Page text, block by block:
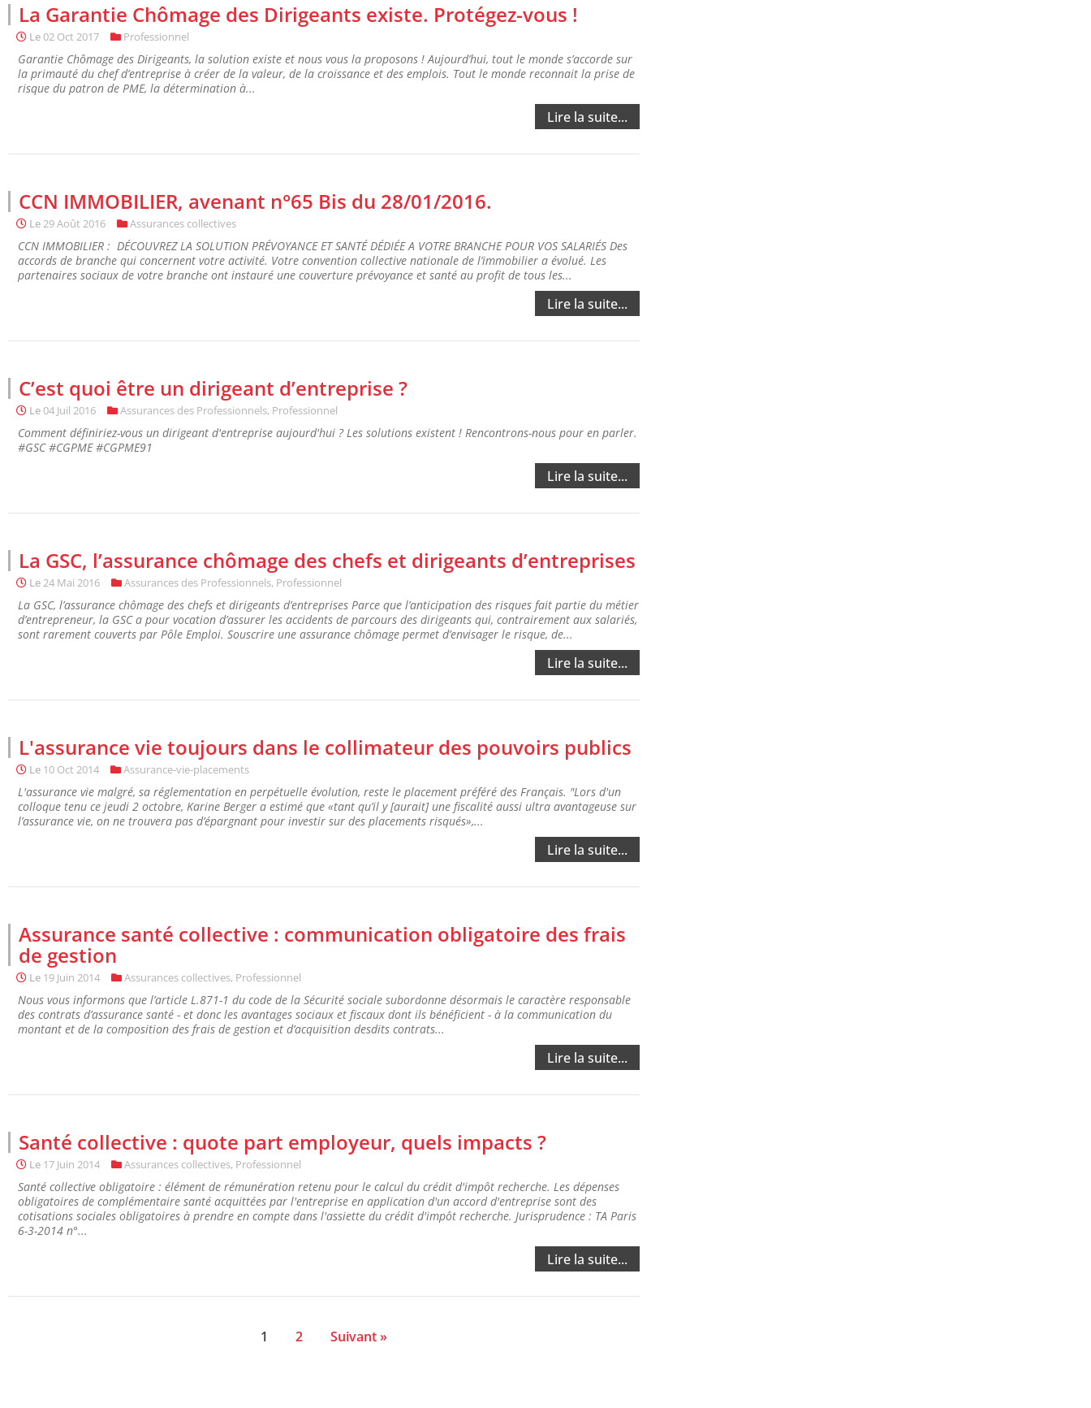
La Garantie Chômage des Dirigeants existe. Protégez-vous !
Le02 Oct 2017 Professionnel
Garantie Chômage des Dirigeants, la solution existe et nous vous la proposons ! Aujourd’hui, tout le monde s’accorde sur
la primauté du chef d’entreprise à créer de la valeur, de la croissance et des emplois. Tout le monde reconnait la prise de
risque du patron de PME, la détermination à...
Lire la suite...
CCN IMMOBILIER, avenant n°65 Bis du 28/01/2016.
Le29 Août 2016 Assurances collectives
CCN IMMOBILIER : DÉCOUVREZ LA SOLUTION PRÉVOYANCE ET SANTÉ DÉDIÉE A VOTRE BRANCHE POUR VOS SALARIÉS Des
accords de branche qui concernent votre activité. Votre convention collective nationale de l’immobilier a évolué. Les
partenaires sociaux de votre branche ont instauré une couverture prévoyance et santé au profit de tous les...
Lire la suite...
C’est quoi être un dirigeant d’entreprise ?
Le04 Juil 2016 Assurances des Professionnels, Professionnel
Comment définiriez-vous un dirigeant d'entreprise aujourd'hui ? Les solutions existent ! Rencontrons-nous pour en parler.
#GSC #CGPME #CGPME91
Lire la suite...
La GSC, l’assurance chômage des chefs et dirigeants d’entreprises
Le24 Mai 2016 Assurances des Professionnels, Professionnel
La GSC, l’assurance chômage des chefs et dirigeants d’entreprises Parce que l’anticipation des risques fait partie du métier
d’entrepreneur, la GSC a pour vocation d’assurer les accidents de parcours des dirigeants qui, contrairement aux salariés,
sont rarement couverts par Pôle Emploi. Souscrire une assurance chômage permet d’envisager le risque, de...
Lire la suite...
L'assurance vie toujours dans le collimateur des pouvoirs publics
Le 10 Oct 2014 Assurance-vie-placements
L'assurance vie malgré, sa réglementation en perpétuelle évolution, reste le placement préféré des Français. "Lors d'un
colloque tenu ce jeudi 2 octobre, Karine Berger a estimé que «tant qu’il y [aurait] une fiscalité aussi ultra avantageuse sur
l’assurance vie, on ne trouvera pas d’épargnant pour investir sur des placements risqués»,...
Lire la suite...
Assurance santé collective : communication obligatoire des frais
de gestion
Le 19 Juin 2014 Assurances collectives, Professionnel
Nous vous informons que l’article L.871-1 du code de la Sécurité sociale subordonne désormais le caractère responsable
des contrats d’assurance santé - et donc les avantages sociaux et fiscaux dont ils bénéficient - à la communication du
montant et de la composition des frais de gestion et d’acquisition desdits contrats...
Lire la suite...
Santé collective : quote part employeur, quels impacts ?
Le 17 Juin 2014 Assurances collectives, Professionnel
Santé collective obligatoire : élément de rémunération retenu pour le calcul du crédit d'impôt recherche. Les dépenses
obligatoires de complémentaire santé acquittées par l'entreprise en application d'un accord d'entreprise sont des
cotisations sociales obligatoires à prendre en compte dans l'assiette du crédit d'impôt recherche. Jurisprudence : TA Paris
6-3-2014 n°...
Lire la suite...
1 2 Suivant »